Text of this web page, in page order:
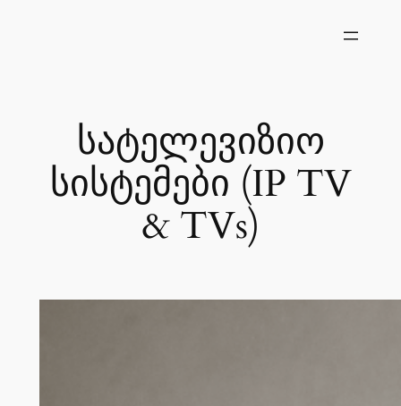
სატელევიზიო
სისტემები (IP TV
& TVs)